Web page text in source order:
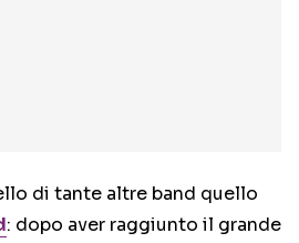
di tante altre band quello
: dopo aver raggiunto il grande